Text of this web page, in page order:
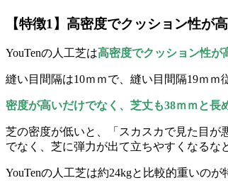
【特徴1】高密度でクッション性が
YouTenの人工芝は高密度でクッション性が
縫い目間隔は10ｍｍで、縫い目間隔19ｍｍ
密度が高いだけでなく、芝丈も38ｍｍと長
芝の密度が低いと、「スカスカで見た目が
でなく、芝に弾力が出て立ちやすくなるな
YouTenの人工芝は約24kgと比較的重いのが